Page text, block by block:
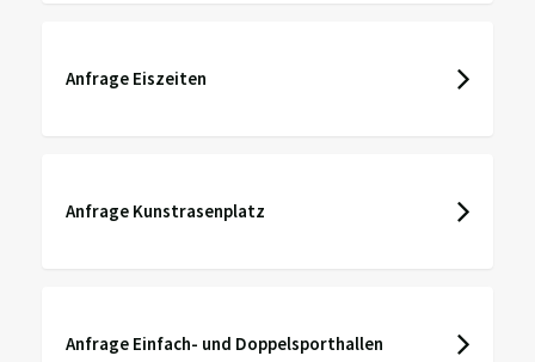
Anfrage Eiszeiten
Anfrage Kunstrasenplatz
Anfrage Einfach- und Doppelsporthallen